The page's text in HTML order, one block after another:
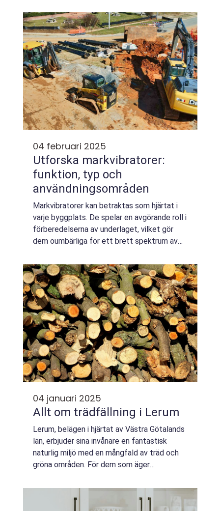
04 februari 2025
Utforska markvibratorer:
funktion, typ och
användningsområden
Markvibratorer kan betraktas som hjärtat i
varje byggplats. De spelar en avgörande roll i
förberedelserna av underlaget, vilket gör
dem oumbärliga för ett brett spektrum av
&aum...
04 januari 2025
Allt om trädfällning i Lerum
Lerum, belägen i hjärtat av Västra Götalands
län, erbjuder sina invånare en fantastisk
naturlig miljö med en mångfald av träd och
gröna områden. För dem som äger